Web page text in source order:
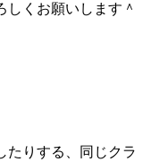
しくお願いします＾
たりする、同じクラ